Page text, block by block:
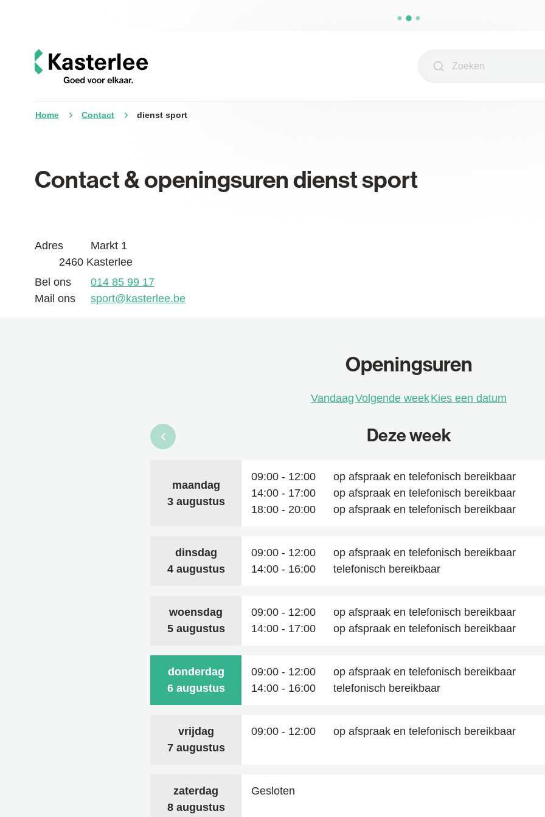
Kasterlee
Zoeken
Home Contact dienst sport
Contact & openingsuren dienst sport
Adres
Markt 1
,2460 Kasterlee
Bel ons
014 85 99 17
Mail ons
sport@kasterlee.be
Openingsuren
VandaagVolgende weekKies een datum
Deze week
Bekijk openingsuren van de week hiervoor
maandag
3 augustus
2026
09:00 - 12:00
op afspraak en telefonisch bereikbaar
14:00 - 17:00
op afspraak en telefonisch bereikbaar
18:00 - 20:00 op afspraak en telefonisch bereikbaar
dinsdag
4 augustus
2026
09:00 - 12:00
op afspraak en telefonisch bereikbaar
14:00 - 16:00 telefonisch bereikbaar
woensdag
5 augustus
2026
09:00 - 12:00
op afspraak en telefonisch bereikbaar
14:00 - 17:00 op afspraak en telefonisch bereikbaar
donderdag
6 augustus
2026
09:00 - 12:00
op afspraak en telefonisch bereikbaar
14:00 - 16:00 telefonisch bereikbaar
vrijdag
7 augustus
2026
09:00 - 12:00 op afspraak en telefonisch bereikbaar
zaterdag
8 augustus
2026
Gesloten